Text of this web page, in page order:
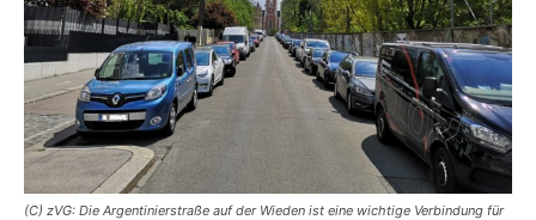
(C) zVG: Die Argentinierstraße auf der Wieden ist eine wichtige Verbindung für